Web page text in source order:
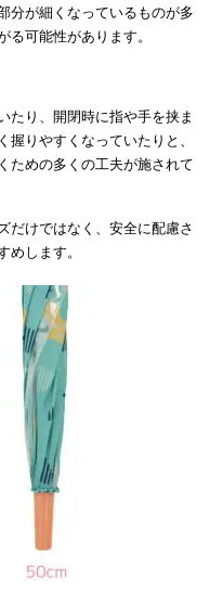
分が細くなっているものが多
る可能性があります。
たり、開閉時に指や手を挟ま
りやすくなっていたりと、
ための多くの工夫が施されて
だけではなく、安全に配慮さ
めします。